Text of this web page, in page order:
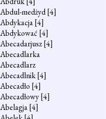
Abdul-medżyd[4]
Abdykacja[4]
Abdykować [4]
Abecadarjusz[4]
Abecadlarka
Abecadlarz
Abecadlnik[4]
Abecadło [4]
Abecadłowy[4]
Abelagja[4]